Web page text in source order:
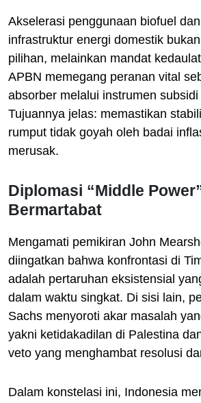
Akselerasi penggunaan biofuel
infrastruktur energi domestik
pilihan, melainkan mandat
APBN memegang peranan vital
absorber melalui instrumen subsidi
Tujuannya jelas: memastikan
rumput tidak goyah oleh badai
merusak.
Diplomasi “Middle
Bermartabat
Mengamati pemikiran John
diingatkan bahwa konfrontasi di
adalah pertaruhan eksistensial
dalam waktu singkat. Di sisi lain,
Sachs menyoroti akar masalah
yakni ketidakadilan di Palestina
veto yang menghambat resolusi
Dalam konstelasi ini, Indonesia